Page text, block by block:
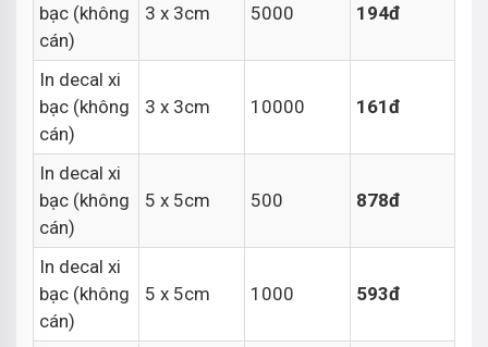
bạc (không
cán)
3 x 3cm 5000 194đ
In decal xi
bạc (không
cán)
3 x 3cm 10000 161đ
In decal xi
bạc (không
cán)
5 x 5cm 500 878đ
In decal xi
bạc (không
cán)
5 x 5cm 1000 593đ